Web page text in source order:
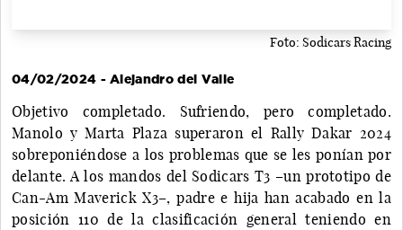
Foto: Sodicars Racing
04/02/2024 - Alejandro del Valle
Objetivo completado. Sufriendo, pero completado.
Manolo y Marta Plaza superaron el Rally Dakar 2024
sobreponiéndose a los problemas que se les ponían por
delante. A los mandos del Sodicars T3 –un prototipo de
Can-Am Maverick X3–, padre e hija han acabado en la
posición 110 de la clasificación general teniendo en